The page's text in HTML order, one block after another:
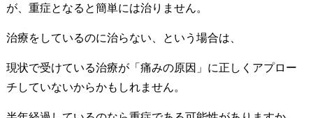
が、重症となると簡単には治りません。
治療をしているのに治らない、という場合は、
現状で受けている治療が「痛みの原因」に正しくアプロー
チしていないからかもしれません。